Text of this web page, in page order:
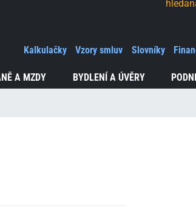
A MZDY BYDLENÍ A ÚVĚRY
Kalkulačky Vzory smluv Slovníky